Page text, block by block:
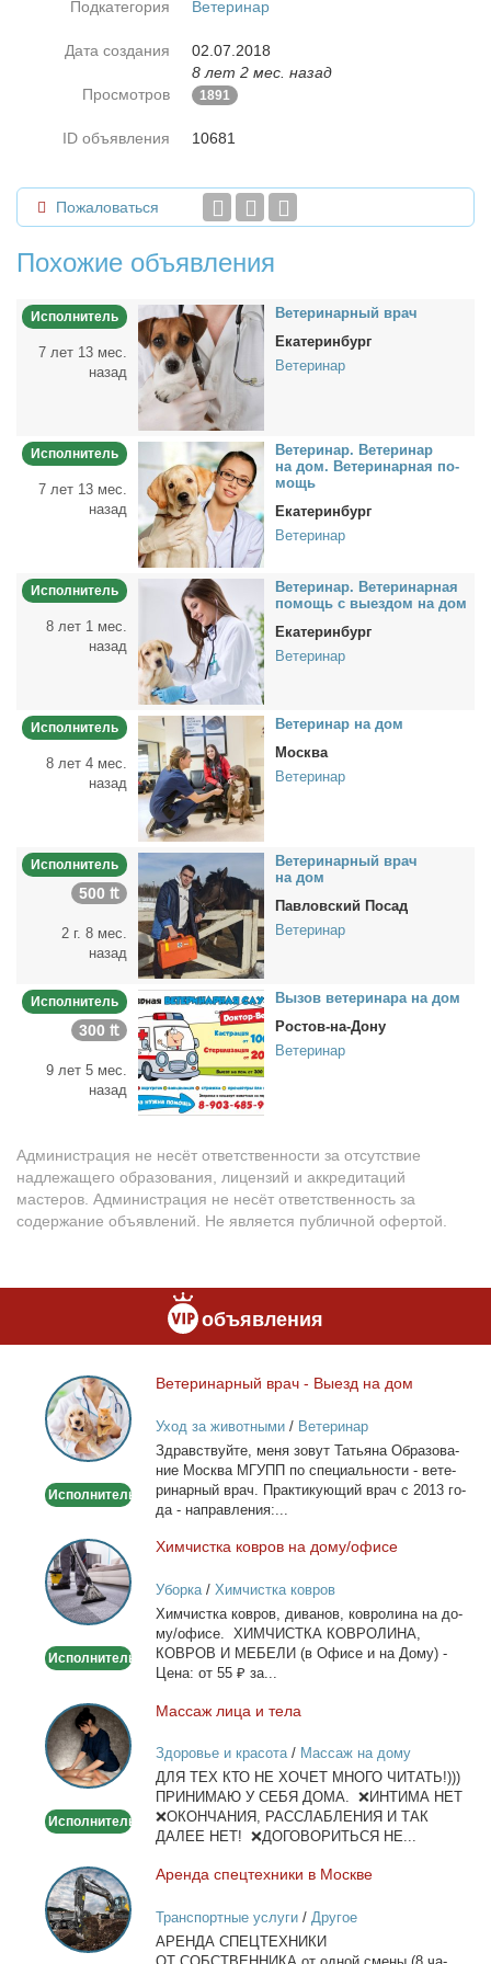
Подкатегория Ветеринар
Дата создания
02.07.2018
8 лет 2 мес. назад
Просмотров
1891
ID объявления 10681
Пожаловаться
Похожие объявления
Исполнитель
7 лет 13 мес.
назад
Ве­те­ри­нар­ный врач
Екатеринбург
Ветеринар
Исполнитель
7 лет 13 мес.
назад
Ве­те­ри­нар. Ве­те­ри­нар
на дом. Ве­те­ри­нар­ная по­
мощь
Екатеринбург
Ветеринар
Исполнитель
8 лет 1 мес.
назад
Ве­те­ри­нар. Ве­те­ри­нар­ная
по­мощь с вы­ез­дом на дом
Екатеринбург
Ветеринар
Исполнитель
8 лет 4 мес.
назад
Ве­те­ри­нар на дом
Москва
Ветеринар
Исполнитель
500 ₶
2 г. 8 мес.
назад
Ве­те­ри­нар­ный врач
на дом
Павловский Посад
Ветеринар
Исполнитель
300 ₶
9 лет 5 мес.
назад
Вы­зов ве­те­ри­на­ра на дом
Ростов-на-Дону
Ветеринар
Администрация не несёт ответственности за отсутствие
надлежащего образования, лицензий и аккредитаций
мастеров. Администрация не несёт ответственность за
содержание объявлений. Не является публичной офертой.
объявления
Ветеринарный
врач
-
Выезд
дом
Исполнитель
Ве­те­ри­нар­ный врач - Вы­езд на дом
Уход за животными/ Ветеринар
Здрав­ствуй­те, ме­ня зо­вут Та­тья­на Об­ра­зо­ва­
ние Москва МГУПП по спе­ци­аль­но­сти - ве­те­
ри­нар­ный врач. Прак­ти­ку­ю­щий врач с 2013 го­
да - на­прав­ле­ния:...
Химчистка
ковров
на
дому/
Исполнитель
Хим­чист­ка ков­ров на до­му/офи­се
Уборка/ Химчистка ковров
Хим­чист­ка ков­ров, ди­ва­нов, ков­ро­ли­на на до­
му/офи­се. ХИМЧИСТКА КОВРОЛИНА,
КОВРОВ И МЕБЕЛИ (в Офи­се и на До­му) -
Це­на: от 55 ₽ за...
Массаж
лица
и
тела
Исполнитель
Мас­саж ли­ца и те­ла
Здоровье и красота/ Массаж на дому
ДЛЯ ТЕХ КТО НЕ ХОЧЕТ МНОГО ЧИТАТЬ!)))
ПРИНИМАЮ У СЕБЯ ДОМА. ❌ИНТИМА НЕТ
❌ОКОНЧАНИЯ, РАССЛАБЛЕНИЯ И ТАК
ДАЛЕЕ НЕТ! ❌ДОГОВОРИТЬСЯ НЕ...
Аренда
спецтехники
в
Москве
Арен­да спец­тех­ни­ки в Москве
Транспортные услуги/ Другое
АРЕНДА СПЕЦТЕХНИКИ